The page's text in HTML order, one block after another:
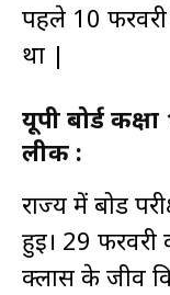
पहले 10
था |
यूपी बोर्ड
लीक :
राज्य में बोर्ड
हुई। 29 फरवरी
क्लास के जीव